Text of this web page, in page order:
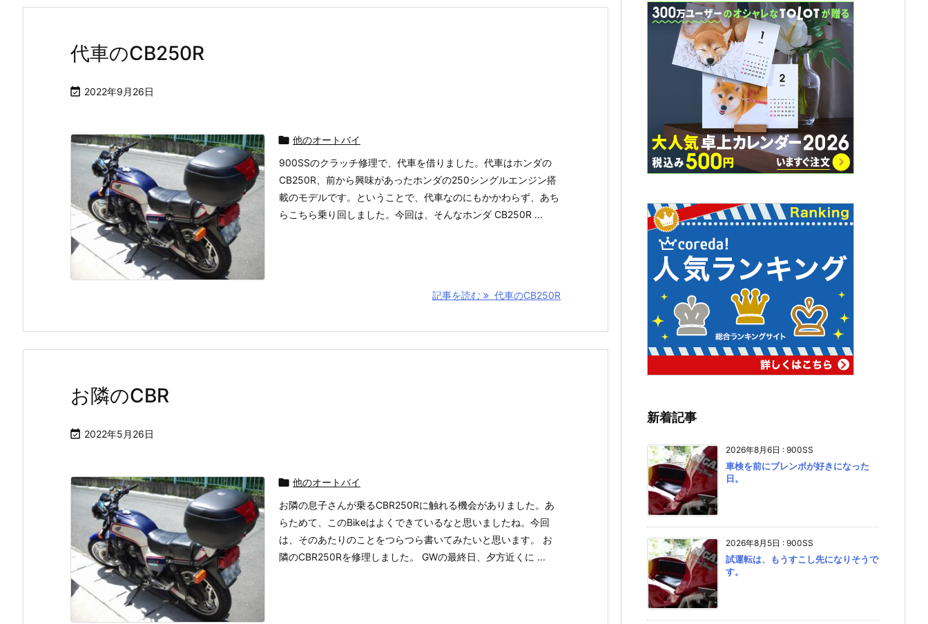
代車のCB250R
 2022年9月26日
 他のオートバイ
900SSのクラッチ修理で、代車を借りました。代車はホンダの
CB250R、前から興味があったホンダの250シングルエンジン搭
載のモデルです。ということで、代車なのにもかかわらず、あち
らこちら乗り回しました。今回は、そんなホンダ CB250R ...
記事を読む 代車のCB250R
お隣のCBR
 2022年5月26日
 他のオートバイ
お隣の息子さんが乗るCBR250Rに触れる機会がありました。あ
らためて、このBikeはよくできているなと思いましたね。今回
は、そのあたりのことをつらつら書いてみたいと思います。 お
隣のCBR250Rを修理しました。 GWの最終日、夕方近くに ...
新着記事
2026年8月6日 : 900SS
車検を前にブレンボが好きになった
日。
2026年8月5日 : 900SS
試運転は、もうすこし先になりそうで
す。